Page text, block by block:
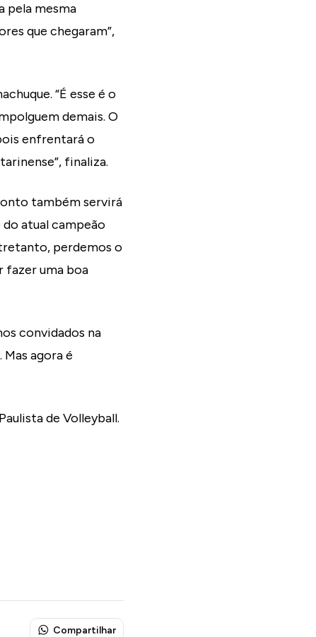
pela mesma
que chegaram”,
“É esse é o
demais. O
enfrentará o
finaliza.
também servirá
do atual campeão
perdemos o
fazer uma boa
convidados na
agora é
de Volleyball.
Compartilhar